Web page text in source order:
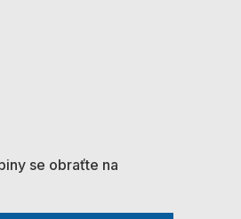
se obraťte na